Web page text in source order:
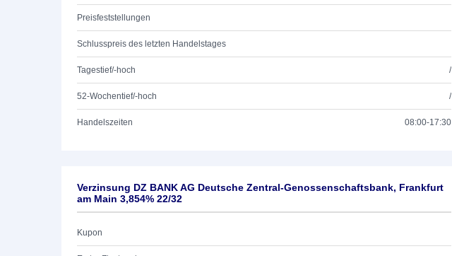
Preisfeststellungen
Schlusspreis des letzten Handelstages
Tagestief/-hoch /
52-Wochentief/-hoch /
Handelszeiten 08:00-17:30
Verzinsung DZ BANK AG Deutsche Zentral-Genossenschaftsbank, Frankfurt
am Main 3,854% 22/32
Kupon